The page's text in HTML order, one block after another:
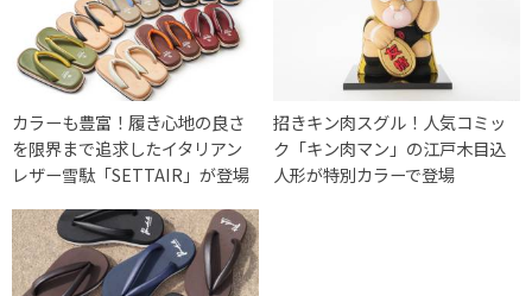
カラーも豊富！履き心地の良さ
を限界まで追求したイタリアン
レザー雪駄「SETTAIR」が登場
招きキン肉スグル！人気コミッ
ク「キン肉マン」の江戸木目込
人形が特別カラーで登場